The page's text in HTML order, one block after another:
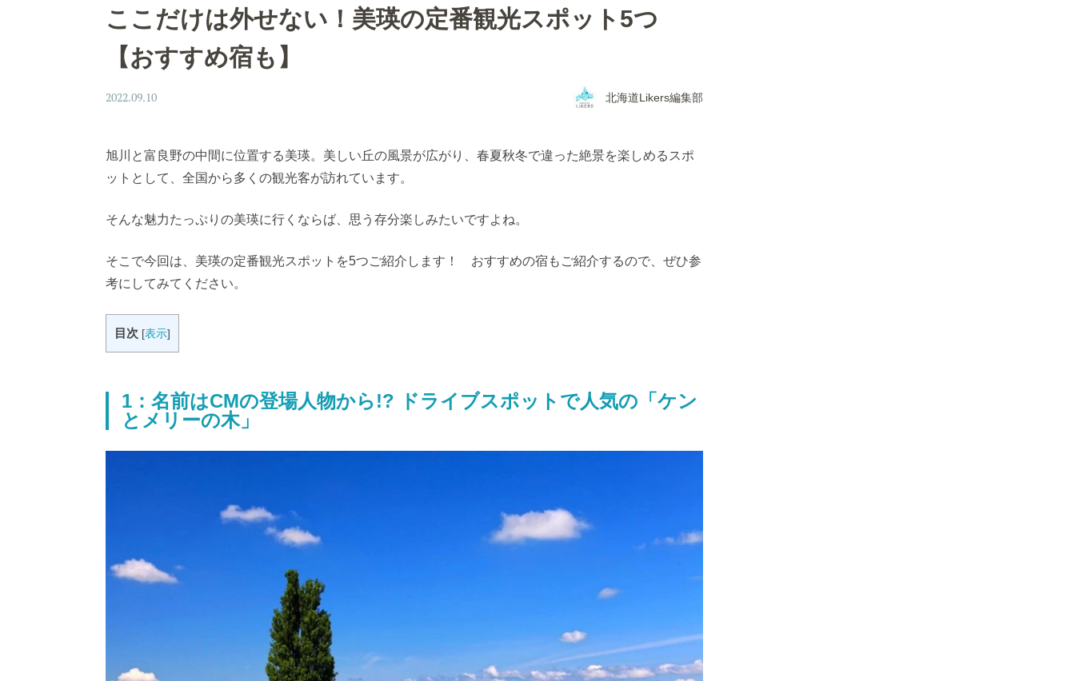
ここだけは外せない！美瑛の定番観光スポット5つ
【おすすめ宿も】
2022.09.10 北海道Likers編集部
旭川と富良野の中間に位置する美瑛。美しい丘の風景が広がり、春夏秋冬で違った絶景を楽しめるスポ
ットとして、全国から多くの観光客が訪れています。
そんな魅力たっぷりの美瑛に行くならば、思う存分楽しみたいですよね。
そこで今回は、美瑛の定番観光スポットを5つご紹介します！ おすすめの宿もご紹介するので、ぜひ参
考にしてみてください。
目次 [表示]
1：名前はCMの登場人物から!? ドライブスポットで人気の「ケン
とメリーの木」